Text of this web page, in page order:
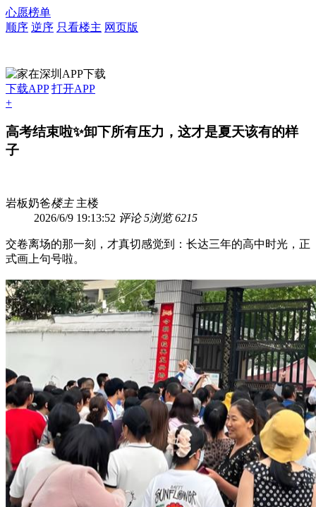
心愿榜单
顺序 逆序 只看楼主 网页版
下载APP 打开APP
+
高考结束啦✨卸下所有压力，这才是夏天该有的样
子
岩板奶爸楼主 主楼
2026/6/9 19:13:52 评论 5浏览 6215
交卷离场的那一刻，才真切感觉到：长达三年的高中时光，正
式画上句号啦。